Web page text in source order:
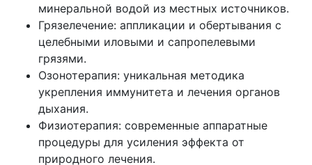
минеральной водой из местных источников.
Грязелечение: аппликации и обертывания с
целебными иловыми и сапропелевыми
грязями.
Озонотерапия: уникальная методика
укрепления иммунитета и лечения органов
дыхания.
Физиотерапия: современные аппаратные
процедуры для усиления эффекта от
природного лечения.